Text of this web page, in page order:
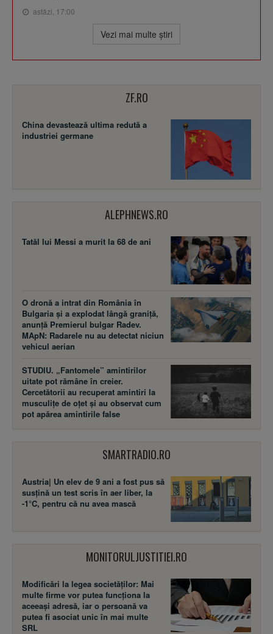
astăzi, 17:00
Vezi mai multe ştiri
ZF.RO
China devastează ultima redută a
industriei germane
ALEPHNEWS.RO
Tatăl lui Messi a murit la 68 de ani
O dronă a intrat din România în
Bulgaria și a explodat lângă graniță,
anunță Premierul bulgar Radev.
MApN: Radarele nu au detectat niciun
vehicul aerian
STUDIU. „Fantomele” amintirilor
uitate pot rămâne în creier.
Cercetătorii au recuperat amintiri la
musculițe de oțet și au observat cum
pot apărea amintirile false
SMARTRADIO.RO
Austria| Un elev de 9 ani a fost pus să
susţină un test scris în aer liber, la
-1°C, pentru că nu avea mască
MONITORULJUSTITIEI.RO
Modificări la legea societăţilor: Mai
multe firme vor putea funcţiona la
aceeaşi adresă, iar o persoană va
putea fi asociat unic în mai multe
SRL